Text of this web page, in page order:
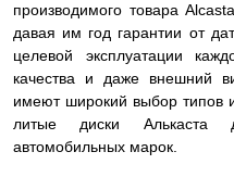
производимого товара
давая им год гарантии от
целевой эксплуатации
качества и даже внешний
имеют широкий выбор типов
литые диски Алькаста
автомобильных марок.